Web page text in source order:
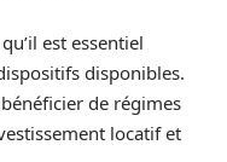
est essentiel
disponibles.
de régimes
locatif et